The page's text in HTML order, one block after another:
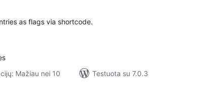
as flags via shortcode.
Mažiau nei 10
Testuota su 7.0.3